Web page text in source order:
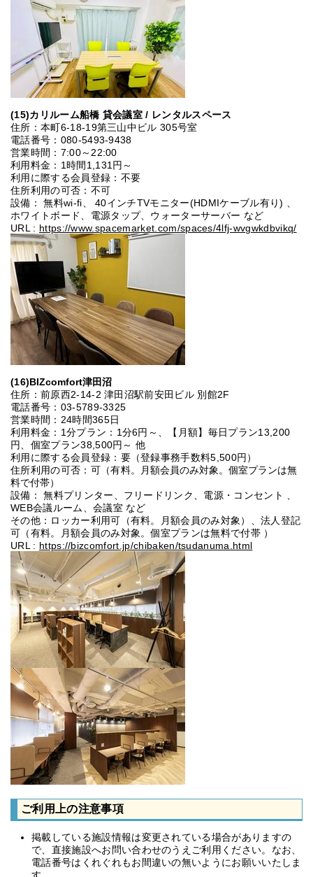
(15)カリルーム船橋 貸会議室 / レンタルスペース
住所：本町6-18-19第三山中ビル 305号室
電話番号：080-5493-9438
営業時間：7:00～22:00
利用料金：1時間1,131円～
利用に際する会員登録：不要
住所利用の可否：不可
設備： 無料wi-fi、 40インチTVモニター(HDMIケーブル有り) 、
ホワイトボード、電源タップ、ウォーターサーバー など
URL : https://www.spacemarket.com/spaces/4lfj-wvgwkdbvikq/
(16)BIZcomfort津田沼
住所：前原西2-14-2 津田沼駅前安田ビル 別館2F
電話番号：03-5789-3325
営業時間：24時間365日
利用料金：1分プラン：1分6円～、【月額】毎日プラン13,200
円、個室プラン38,500円～ 他
利用に際する会員登録：要（登録事務手数料5,500円）
住所利用の可否：可（有料。
月額会員のみ対象。個室プランは無
料で付帯）
設備： 無料プリンター、フリードリンク、電源・コンセント 、
WEB会議ルーム、会議室 など
その他：ロッカー利用可（有料。月額会員のみ対象）、法人登記
可（有料。月額会員のみ対象。個室プランは無料で付帯 ）
URL : https://bizcomfort.jp/chibaken/tsudanuma.html
ご利用上の注意事項
掲載している施設情報は変更されている場合がありますの
で、直接施設へお問い合わせのうえご利用ください。なお、
電話番号はくれぐれもお間違いの無いようにお願いいたしま